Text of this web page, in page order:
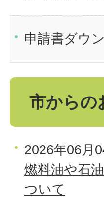
申請書ダウ
市からの
2026年06月
燃料油や石
ついて